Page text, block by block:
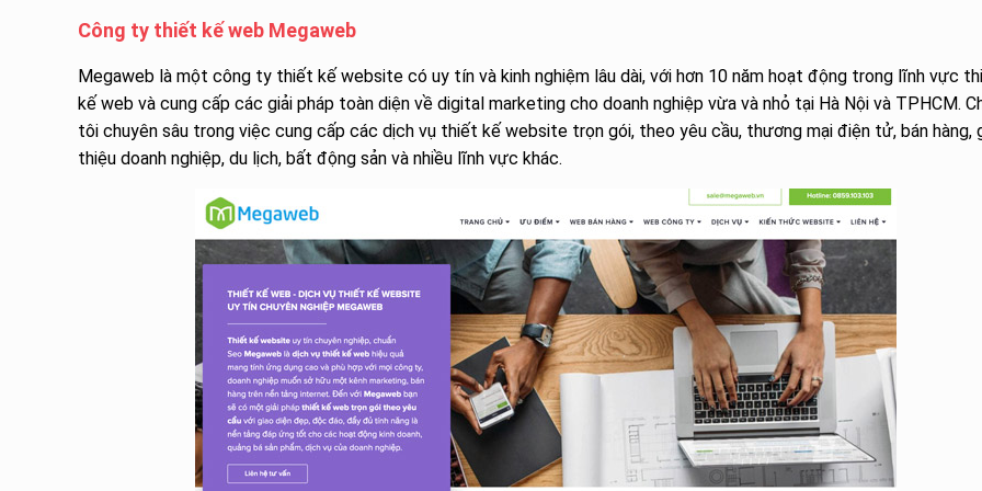
Công ty thiết kế web Megaweb
Megaweb là một công ty thiết kế website có uy tín và kinh nghiệm lâu dài, với hơn 10 năm hoạt động trong lĩnh vực
kế web và cung cấp các giải pháp toàn diện về digital marketing cho doanh nghiệp vừa và nhỏ tại Hà Nội và TPHCM.
tôi chuyên sâu trong việc cung cấp các dịch vụ thiết kế website trọn gói, theo yêu cầu, thương mại điện tử, bán hàng,
thiệu doanh nghiệp, du lịch, bất động sản và nhiều lĩnh vực khác.